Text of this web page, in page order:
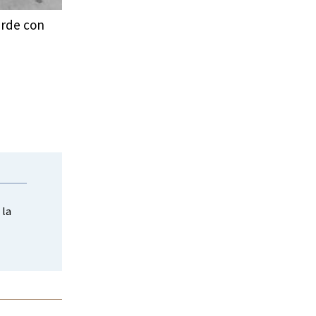
con